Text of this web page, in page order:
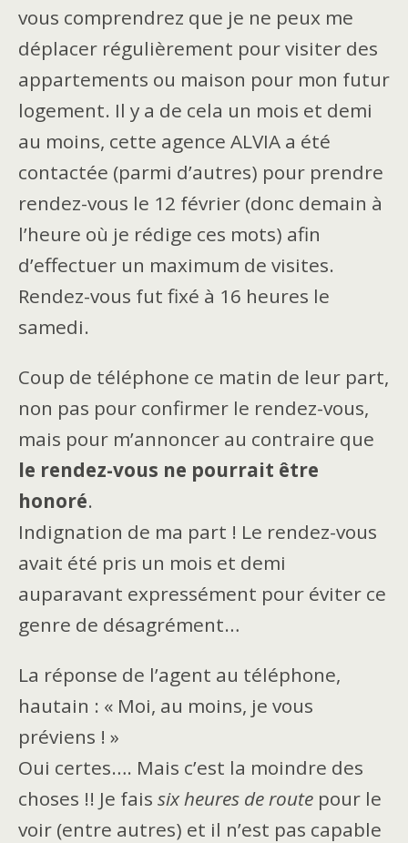
vous comprendrez que je ne peux me
déplacer régulièrement pour visiter des
appartements ou maison pour mon futur
logement. Il y a de cela un mois et demi
au moins, cette agence ALVIA a été
contactée (parmi d’autres) pour prendre
rendez-vous le 12 février (donc demain à
l’heure où je rédige ces mots) afin
d’effectuer un maximum de visites.
Rendez-vous fut fixé à 16 heures le
samedi.
Coup de téléphone ce matin de leur part,
non pas pour confirmer le rendez-vous,
mais pour m’annoncer au contraire que
le rendez-vous ne pourrait être
honoré.
Indignation de ma part ! Le rendez-vous
avait été pris un mois et demi
auparavant expressément pour éviter ce
genre de désagrément…
La réponse de l’agent au téléphone,
hautain : « Moi, au moins, je vous
préviens ! »
Oui certes…. Mais c’est la moindre des
choses !! Je fais six heures de route pour le
voir (entre autres) et il n’est pas capable